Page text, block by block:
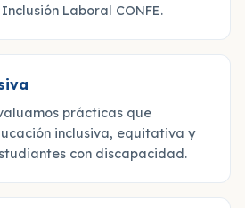
Laboral CONFE.
prácticas que
inclusiva, equitativa y
con discapacidad.